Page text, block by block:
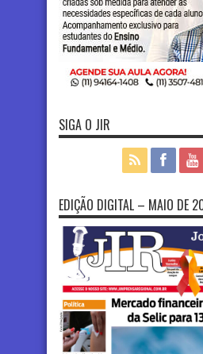
SIGA O JIR
EDIÇÃO DIGITAL – MAIO DE